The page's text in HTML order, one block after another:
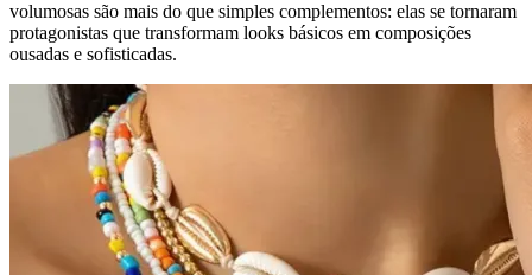
volumosas são mais do que simples complementos: elas se tornaram
protagonistas que transformam looks básicos em composições
ousadas e sofisticadas.